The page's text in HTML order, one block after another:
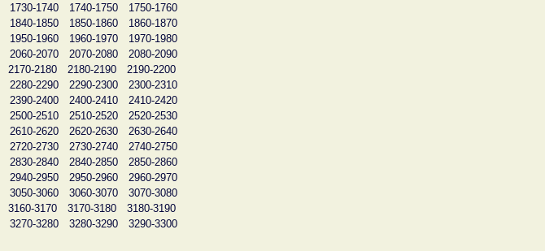
1730-1740 1740-1750
1750-1760
1840-1850 1850-1860
1860-1870
1950-1960 1960-1970
1970-1980
2060-2070 2070-2080
2080-2090
2170-2180 2180-2190
2190-2200
2280-2290 2290-2300
2300-2310
2390-2400 2400-2410
2410-2420
2500-2510 2510-2520
2520-2530
2610-2620 2620-2630
2630-2640
2720-2730 2730-2740
2740-2750
2830-2840 2840-2850
2850-2860
2940-2950 2950-2960
2960-2970
3050-3060 3060-3070
3070-3080
3160-3170 3170-3180
3180-3190
3270-3280 3280-3290
3290-3300